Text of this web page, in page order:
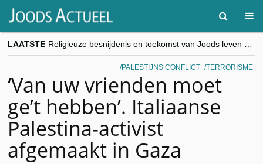
LAATSTE
“Besnijdenisdebat toont hoe moeilijk seculiere Westen minderheden begrijpt”, Jinnih Beels (Vooruit)
CITYTRIP | ROEMENIË – Boekarest: de verrassing van Oost-Europa
PALESTIJNS CONFLICT TERRORISME
‘Van uw vrienden moet
ge’t hebben’. Italiaanse
Palestina-activist
afgemaakt in Gaza